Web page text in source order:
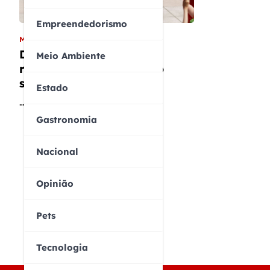
Empreendedorismo
Meio Ambiente
Estado
Gastronomia
Nacional
Opinião
Pets
Tecnologia
MUNDO
Donald Trump elogia
recepção na China como
sinal de respeito mútuo
…